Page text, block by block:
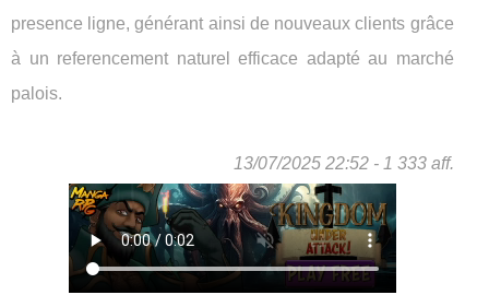
presence ligne, générant ainsi de nouveaux clients grâce
à un referencement naturel efficace adapté au marché
palois.
13/07/2025 22:52 - 1 333 aff.